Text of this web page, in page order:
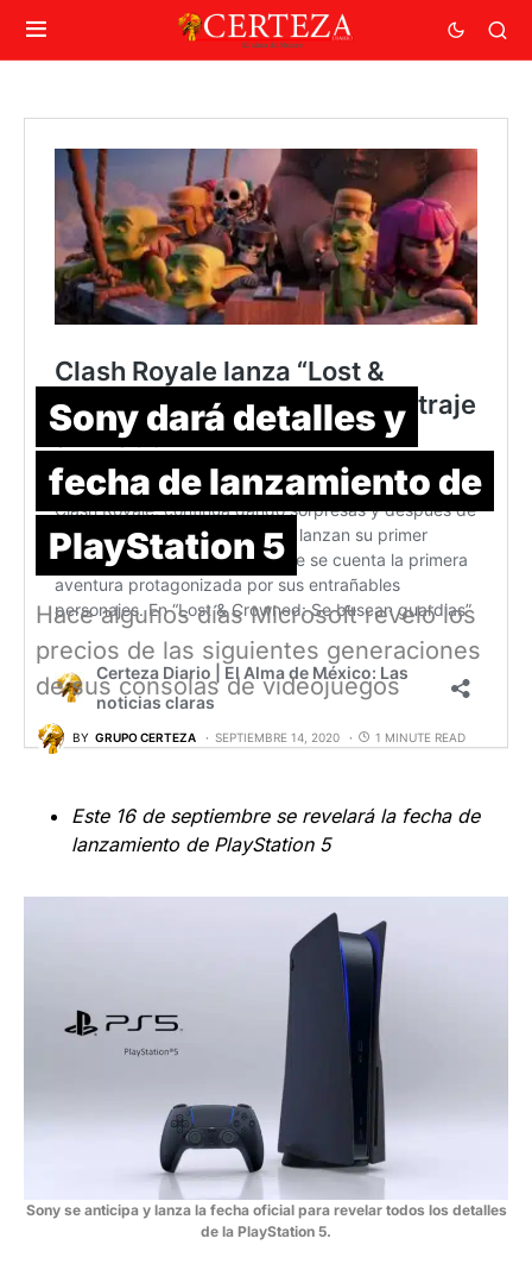
Sony dará detalles y
fecha de lanzamiento de
PlayStation 5
Hace algunos días Microsoft reveló los
precios de las siguientes generaciones
de sus consolas de videojuegos
BY GRUPO CERTEZA SEPTIEMBRE 14, 2020 1 MINUTE READ
Este 16 de septiembre se revelará la fecha de
lanzamiento de PlayStation 5
Sony se anticipa y lanza la fecha oficial para revelar todos los detalles
de la PlayStation 5.